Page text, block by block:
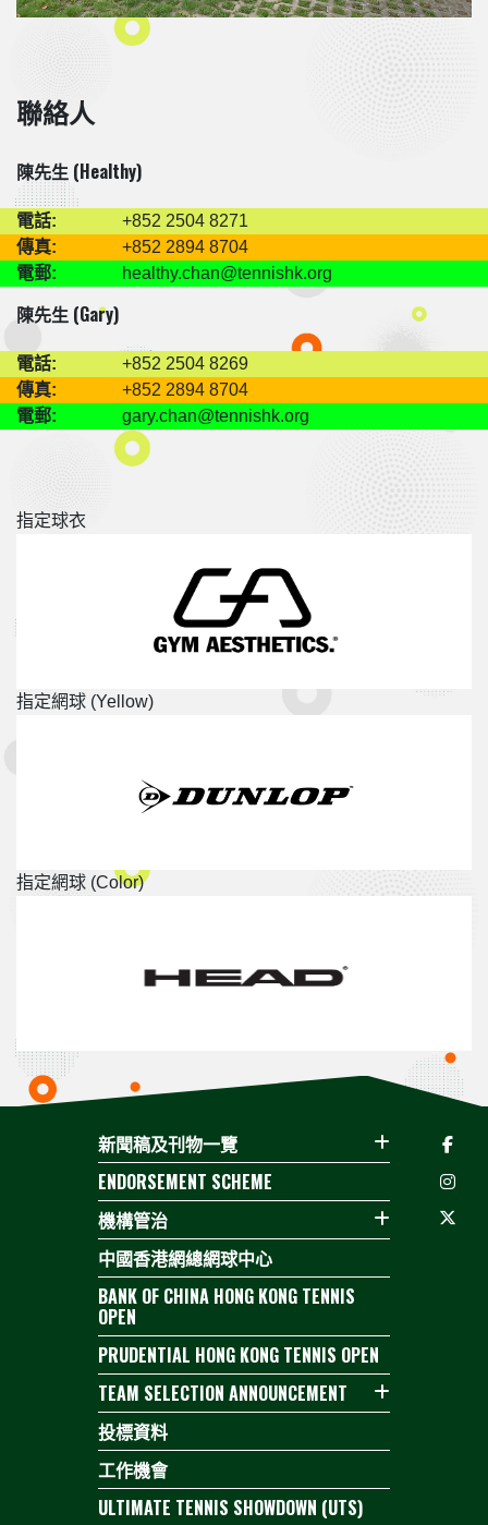
聯絡人
陳先生 (Healthy)
電話:
+852 2504 8271
傳真:
+852 2894 8704
電郵:
healthy.chan@tennishk.org
陳先生 (Gary)
電話:
+852 2504 8269
傳真:
+852 2894 8704
電郵:
gary.chan@tennishk.org
指定球衣
指定網球 (Yellow)
指定網球 (Color)
新聞稿及刊物一覽
ENDORSEMENT SCHEME
機構管治
中國香港網總網球中心
BANK OF CHINA HONG KONG TENNIS
OPEN
PRUDENTIAL HONG KONG TENNIS OPEN
TEAM SELECTION ANNOUNCEMENT
投標資料
工作機會
ULTIMATE TENNIS SHOWDOWN (UTS)